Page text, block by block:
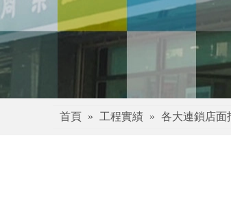
首頁 » 工程實績 » 各大連鎖店面